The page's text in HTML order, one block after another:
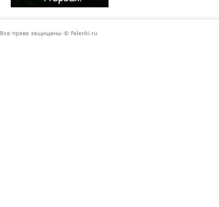
Все права защищены © Falenki.ru